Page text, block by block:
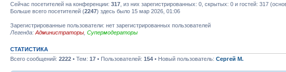
Сейчас посетителей на конференции: 317 , из них зарегистрированных: 0, скрытых: 0 и гостей: 317
Больше всего посетителей (2247) здесь было 15 мар 2026, 01:06
Зарегистрированные пользователи: нет зарегистрированных пользователей
Легенда: Администраторы Супермодераторы
СТАТИСТИКА
Всего сообщений: 2222 • Тем: 17 • Пользователей: 154 • Новый пользователь: Сергей М.